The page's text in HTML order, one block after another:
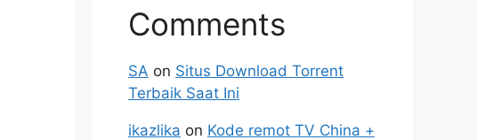
Comments
SA on Situs Download Torrent
Terbaik Saat Ini
ikazlika on Kode remot TV China +